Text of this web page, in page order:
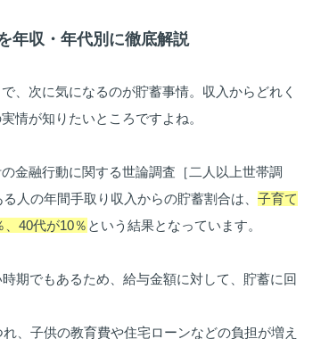
年収・年代別に徹底解説
、次に気になるのが貯蓄事情。収入からどれく
情が知りたいところですよね。
金融行動に関する世論調査［二人以上世帯調
人の年間手取り収入からの貯蓄割合は、 子育て
40代が10％ という結果となっています。
期でもあるため、給与金額に対して、貯蓄に回
、子供の教育費や住宅ローンなどの負担が増え